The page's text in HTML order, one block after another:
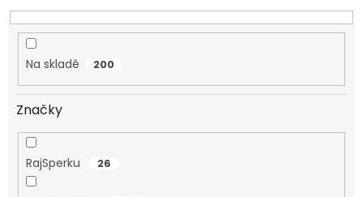
Na skladě 200
Značky
RajSperku 26